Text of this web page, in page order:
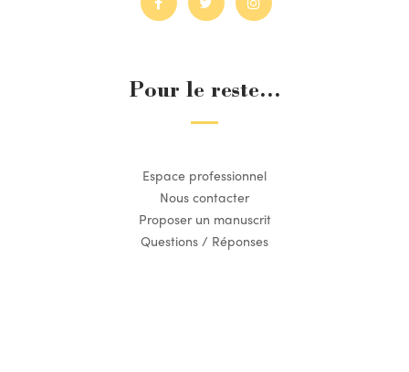
Pour le reste...
Espace professionnel
Nous contacter
Proposer un manuscrit
Questions / Réponses